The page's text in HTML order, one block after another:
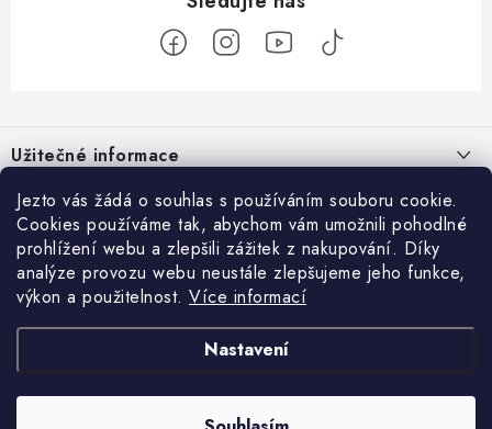
Jezto vás žádá o souhlas s používáním souboru cookie.
Cookies používáme tak, abychom vám umožnili pohodlné
prohlížení webu a zlepšili zážitek z nakupování. Díky
analýze provozu webu neustále zlepšujeme jeho funkce,
výkon a použitelnost. Více informací
Nastavení
pUžitečné informace
O nás
Náš příběh
Firemní dárky
Kariéra
Blog
Zákaznický servis
Obchodní podmínky
Ochrana osobních údajů
Doprava & platba
Hodnocení obchodu
Přijímáme online platby
Facebook